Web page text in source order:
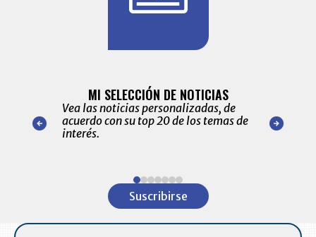
nuestro
para
MI SELECCIÓN DE NOTICIAS
Vea las noticias personalizadas, de
acuerdo con su top 20 de los temas de
interés.
de las
Suscribirse